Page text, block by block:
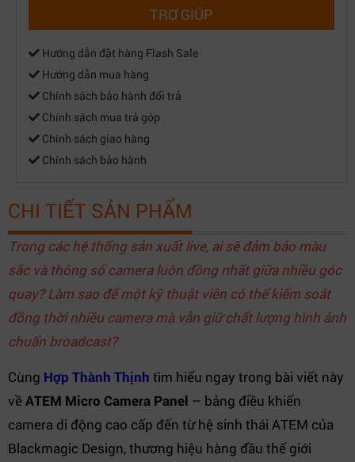
TRỢ GIÚP
Hướng dẫn đặt hàng Flash Sale
Hướng dẫn mua hàng
Chính sách bảo hành đổi trả
Chính sách mua trả góp
Chính sách giao hàng
Chính sách bảo hành
CHI TIẾT SẢN PHẨM
Trong các hệ thống sản xuất live, ai sẽ đảm bảo màu
sắc và thông số camera luôn đồng nhất giữa nhiều góc
quay? Làm sao để một kỹ thuật viên có thể kiểm soát
đồng thời nhiều camera mà vẫn giữ chất lượng hình ảnh
chuẩn broadcast?
Cùng Hợp Thành Thịnh tìm hiểu ngay trong bài viết này
về ATEM Micro Camera Panel – bảng điều khiển
camera di động cao cấp đến từ hệ sinh thái ATEM của
Blackmagic Design, thương hiệu hàng đầu thế giới